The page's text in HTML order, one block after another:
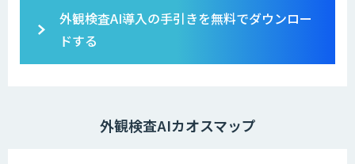
外観検査AI導入の手引きを無料でダウンロー
ドする
外観検査AIカオスマップ